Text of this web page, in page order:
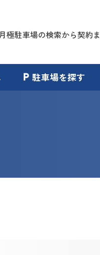
極駐車場の検索から契約
local_parking 駐車場を探す